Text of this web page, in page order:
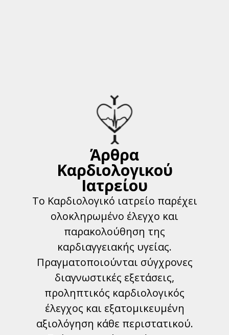
Άρθρα
Καρδιολογικού
Ιατρείου
Το Καρδιολογικό ιατρείο παρέχει
ολοκληρωμένο έλεγχο και
παρακολούθηση της
καρδιαγγειακής υγείας.
Πραγματοποιούνται σύγχρονες
διαγνωστικές εξετάσεις,
προληπτικός καρδιολογικός
έλεγχος και εξατομικευμένη
αξιολόγηση κάθε περιστατικού.